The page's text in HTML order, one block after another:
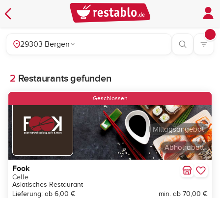
29303 Bergen
2 Restaurants gefunden
Abholrabatt
Mittagsangebot
Geschlossen
Fook
Celle
Asiatisches Restaurant
Lieferung: ab 6,00 €
min. ab 70,00 €